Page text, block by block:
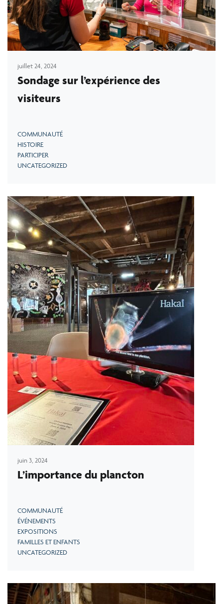
juillet 24, 2024
Sondage sur l’expérience des
visiteurs
COMMUNAUTÉ
HISTOIRE
PARTICIPER
UNCATEGORIZED
juin 3, 2024
L’importance du plancton
COMMUNAUTÉ
ÉVÉNEMENTS
EXPOSITIONS
FAMILLES ET ENFANTS
UNCATEGORIZED